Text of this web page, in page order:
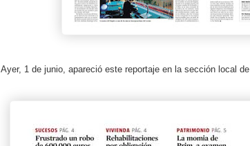
Ayer, 1 de junio, apareció este reportaje en la sección local de